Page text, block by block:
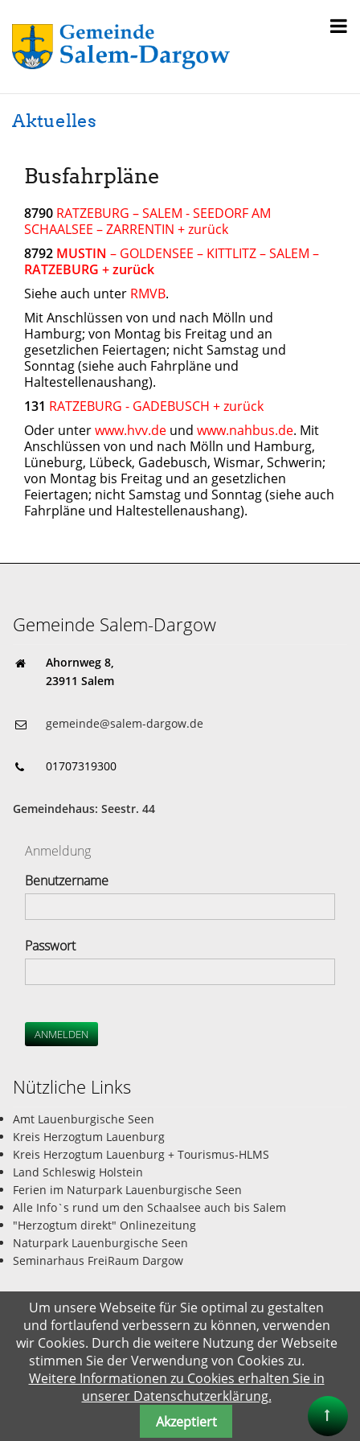
Aktuelles
Busfahrpläne
8790 RATZEBURG – SALEM - SEEDORF AM
SCHAALSEE – ZARRENTIN + zurück
8792 MUSTIN – GOLDENSEE – KITTLITZ – SALEM –
RATZEBURG + zurück
Siehe auch unter RMVB.
Mit Anschlüssen von und nach Mölln und
Hamburg; von Montag bis Freitag und an
gesetzlichen Feiertagen; nicht Samstag und
Sonntag (siehe auch Fahrpläne und
Haltestellenaushang).
131 RATZEBURG - GADEBUSCH + zurück
Oder unterwww.hvv.de und www.nahbus.de. Mit
Anschlüssen von und nach Mölln und Hamburg,
Lüneburg, Lübeck, Gadebusch, Wismar, Schwerin;
von Montag bis Freitag und an gesetzlichen
Feiertagen; nicht Samstag und Sonntag (siehe auch
Fahrpläne und Haltestellenaushang).
Gemeinde Salem-Dargow
Ahornweg 8,
23911 Salem
gemeinde@salem-dargow.de
01707319300
Gemeindehaus: Seestr. 44
Anmeldung
Benutzername
Passwort
ANMELDEN
Nützliche Links
Amt Lauenburgische Seen
Kreis Herzogtum Lauenburg
Kreis Herzogtum Lauenburg + Tourismus-HLMS
Land Schleswig Holstein
Ferien im Naturpark Lauenburgische Seen
Alle Info`s rund um den Schaalsee auch bis Salem
"Herzogtum direkt" Onlinezeitung
Naturpark Lauenburgische Seen
Seminarhaus FreiRaum Dargow
© Gemeinde Salem-Dargow 08.08.2026
Impressum Datenschutz Kontakt Suche
Um unsere Webseite für Sie optimal zu gestalten
und fortlaufend verbessern zu können, verwenden
wir Cookies. Durch die weitere Nutzung der Webseite
stimmen Sie der Verwendung von Cookies zu.
Weitere Informationen zu Cookies erhalten Sie in
unserer Datenschutzerklärung.
Akzeptiert